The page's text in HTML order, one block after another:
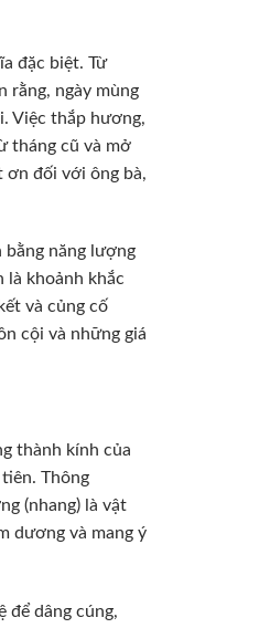
đặc biệt. Từ
rằng, ngày mùng
Việc thắp hương,
tháng cũ và mở
ơn đối với ông bà,
bằng năng lượng
là khoảnh khắc
và củng cố
cội và những giá
thành kính của
Thông
(nhang) là vật
dương và mang ý
để dâng cúng,